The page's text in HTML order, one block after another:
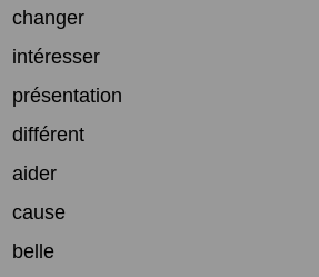
changer
intéresser
présentation
différent
aider
cause
belle